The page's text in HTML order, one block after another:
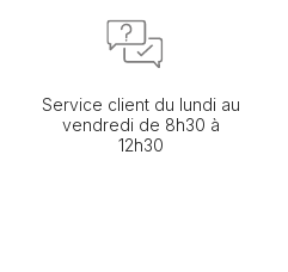
Service client du lundi au
vendredi de 8h30 à
12h30